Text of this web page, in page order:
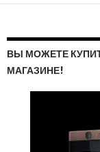
ВЫ МОЖЕТЕ
МАГАЗИНЕ!